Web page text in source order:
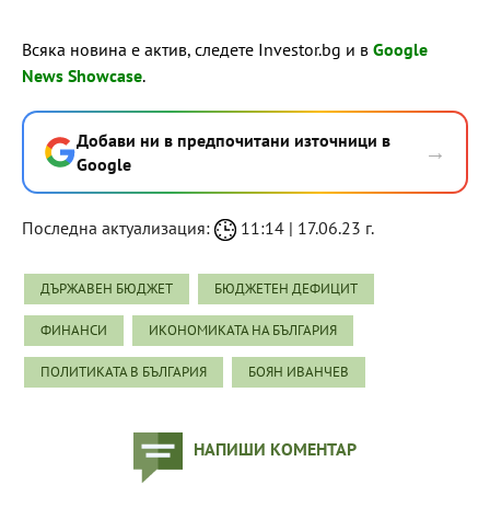
Всяка новина е актив, следете Investor.bg и в Google
News Showcase.
Добави ни в предпочитани източници в
Google
→
Последна актуализация: 11:14 | 17.06.23 г.
ДЪРЖАВЕН БЮДЖЕТ БЮДЖЕТЕН ДЕФИЦИТ
ФИНАНСИ ИКОНОМИКАТА НА БЪЛГАРИЯ
ПОЛИТИКАТА В БЪЛГАРИЯ БОЯН ИВАНЧЕВ
НАПИШИ КОМЕНТАР